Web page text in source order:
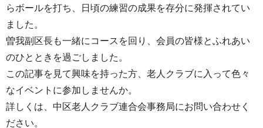
らボールを打ち、日頃の練習の成果を存分に発揮されてい
ました。
曽我副区長も一緒にコースを回り、会員の皆様とふれあい
のひとときを過ごしました。
この記事を見て興味を持った方、老人クラブに入って色々
なイベントに参加しませんか。
詳しくは、中区老人クラブ連合会事務局にお問い合わせく
ださい。